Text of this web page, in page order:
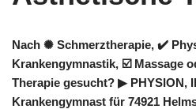
Nach ✺ Schmerztherapie, ✔️
Krankengymnastik, ☑️ Massage
Therapie gesucht? ▶︎ PHYSION,
Krankengymnast für 74921